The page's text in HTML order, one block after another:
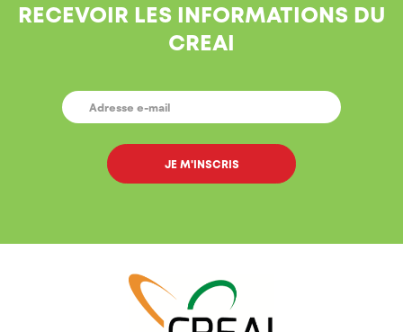
RECEVOIR LES INFORMATIONS DU
CREAI
E-
MAIL *